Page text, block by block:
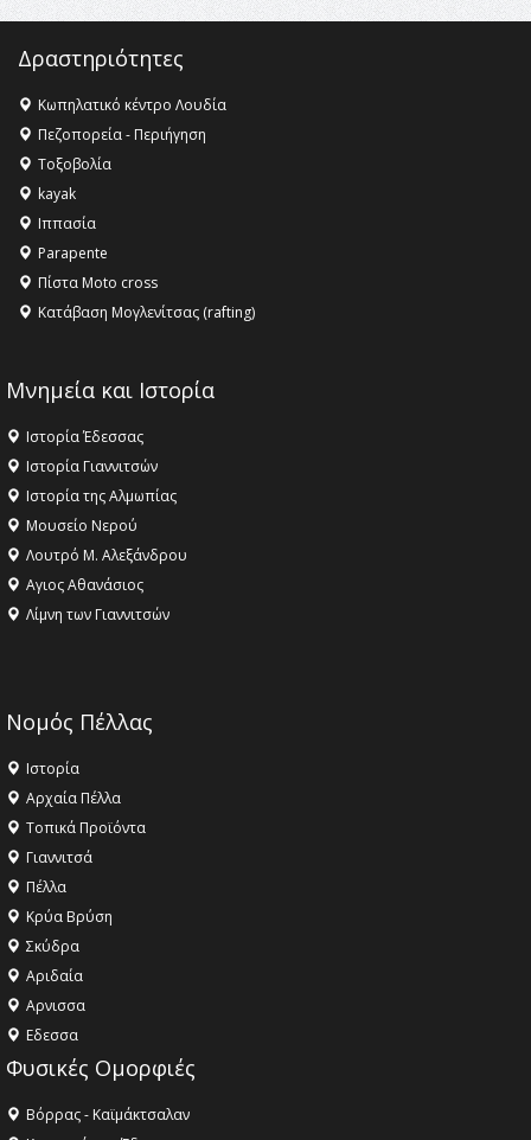
16:35 -Το πρόγραμμα του ΠΑΟΚ στον δεύτερο γύρο του
16:27 - Όλυμπος: Εντάχθηκε στον Κατάλογο Παγκόσμιας
Κληρονομιάς της UNESCO – Ομόφωνη η απόφαση Ο
Όλυμπος αναγνωρίστηκε ως φυσικό και πολιτιστικό
αγαθό εξέχουσας οικουμενικής αξίας για την
ανθρωπότητα
16:18 -
ΣΤΗΝ ΕΔΕΣΣΑ
Δραστηριότητες
Κωπηλατικό κέντρο Λουδία
Πεζοπορεία - Περιήγηση
Τοξοβολία
kayak
Ιππασία
Parapente
Πίστα Moto cross
Κατάβαση Μογλενίτσας (rafting)
Μνημεία και Ιστορία
Ιστορία Έδεσσας
Ιστορία Γιαννιτσών
Ιστορία της Αλμωπίας
Μουσείο Νερού
Λουτρό Μ. Αλεξάνδρου
Αγιος Αθανάσιος
Λίμνη των Γιαννιτσών
Νομός Πέλλας
Ιστορία
Αρχαία Πέλλα
Τοπικά Προϊόντα
Γιαννιτσά
Πέλλα
Κρύα Βρύση
Σκύδρα
Αριδαία
Aρνισσα
Eδεσσα
Φυσικές Ομορφιές
Βόρρας - Καϊμάκτσαλαν